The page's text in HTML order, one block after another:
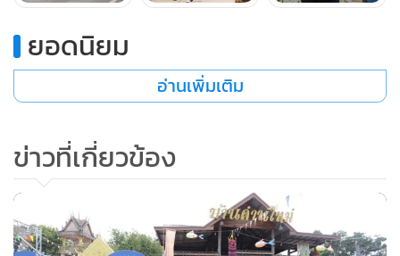
ยอดนิยม
อ่านเพิ่มเติม
ข่าวที่เกี่ยวข้อง